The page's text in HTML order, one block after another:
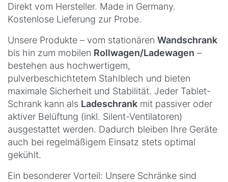
Direkt vom Hersteller. Made in Germany.
Kostenlose Lieferung zur Probe.
Unsere Produkte – vom stationären Wandschrank
bis hin zum mobilen Rollwagen/Ladewagen –
bestehen aus hochwertigem,
pulverbeschichtetem Stahlblech und bieten
maximale Sicherheit und Stabilität. Jeder Tablet-
Schrank kann als Ladeschrank mit passiver oder
aktiver Belüftung (inkl. Silent-Ventilatoren)
ausgestattet werden. Dadurch bleiben Ihre Geräte
auch bei regelmäßigem Einsatz stets optimal
gekühlt.
Ein besonderer Vorteil: Unsere Schränke sind